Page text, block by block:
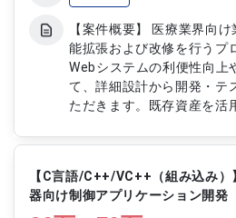
案の実施 ・プロジェクト関
び進捗管理支援
【案件概要】 医療業界向
能拡張および改修を行うプ
Webシステムの利便性向上
て、詳細設計から開発・テ
ただきます。既存資産を活
す。 【作業内容】 ・既存Webシステムの機能追加
および改修対応 ・業務要
作成・修正 ・VB.NETを用
び実装 ・単体テスト、結合
【C言語/C++/VC++（組み込み）
器向け制御アプリケーション開発